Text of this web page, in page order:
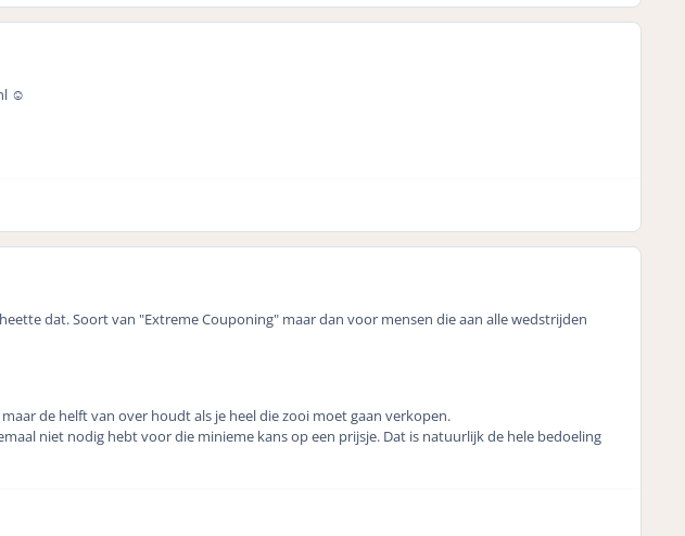
☺️
dat. Soort van "Extreme Couponing" maar dan voor mensen die aan alle wedstrijden
de helft van over houdt als je heel die zooi moet gaan verkopen.
niet nodig hebt voor die minieme kans op een prijsje. Dat is natuurlijk de hele bedoeling